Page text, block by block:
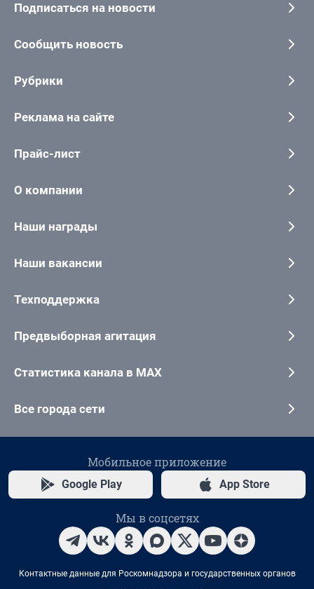
Подписаться на новости
Сообщить новость
Рубрики
Реклама на сайте
Прайс-лист
О компании
Наши награды
Наши вакансии
Техподдержка
Предвыборная агитация
Статистика канала в MAX
Все города сети
Мобильное приложение
Google Play App Store
Мы в соцсетях
Контактные данные для Роскомнадзора и государственных органов